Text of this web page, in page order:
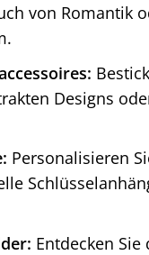
von Romantik
Designs
Personalisieren
Entdecken